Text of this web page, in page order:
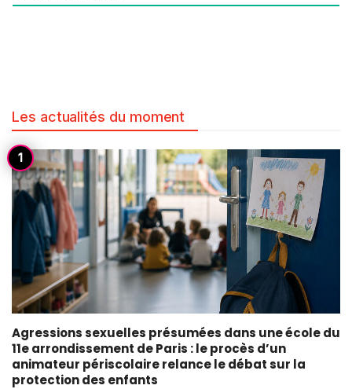
Les actualités du moment
Agressions sexuelles présumées dans une école du
11e arrondissement de Paris : le procès d’un
animateur périscolaire relance le débat sur la
protection des enfants